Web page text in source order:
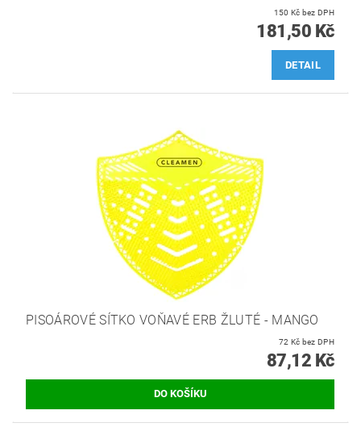
150 Kč bez DPH
181,50 Kč
DETAIL
PISOÁROVÉ SÍTKO VOŇAVÉ ERB ŽLUTÉ - MANGO
72 Kč bez DPH
87,12 Kč